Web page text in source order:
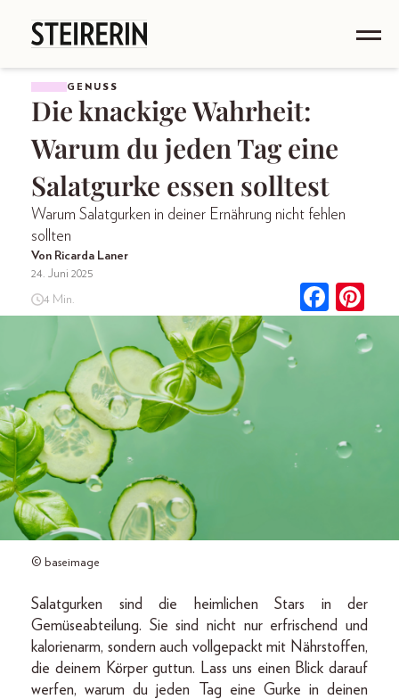
GENUSS
Die knackige Wahrheit:
Warum du jeden Tag eine
Salatgurke essen solltest
Warum Salatgurken in deiner Ernährung nicht fehlen
sollten
Von Ricarda Laner
24. Juni 2025
4 Min.
© baseimage
Salatgurken sind die heimlichen Stars in der
Gemüseabteilung. Sie sind nicht nur erfrischend und
kalorienarm, sondern auch vollgepackt mit Nährstoffen,
die deinem Körper guttun. Lass uns einen Blick darauf
werfen, warum du jeden Tag eine Gurke in deinen